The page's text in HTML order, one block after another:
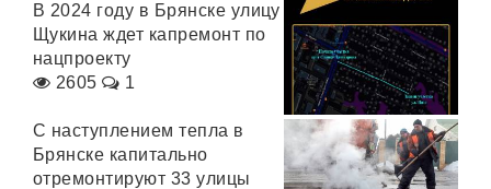
В 2024 году в Брянске улицу
Щукина ждет капремонт по
нацпроекту
2605
1
С наступлением тепла в
Брянске капитально
отремонтируют 33 улицы